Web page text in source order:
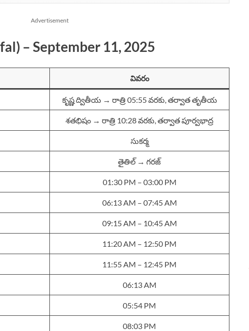
Advertisement
– September 11, 2025
వివరం
కృష్ణ ద్వితీయ → రాత్రి 05:55 వరకు, తర్వాత తృతీయ
శతభిషం → రాత్రి 10:28 వరకు, తర్వాత పూర్వభాద్ర
సుకర్మ
తైతిల్ → గరజ్
01:30 PM – 03:00 PM
06:13 AM – 07:45 AM
09:15 AM – 10:45 AM
11:20 AM – 12:50 PM
11:55 AM – 12:45 PM
06:13 AM
05:54 PM
08:03 PM